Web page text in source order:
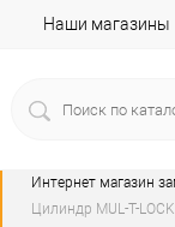
Наши магазины
Интернет магазин
Цилиндр MUL-T-